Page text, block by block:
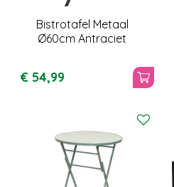
Bistrotafel Metaal
Ø60cm Antraciet
€ 54,99